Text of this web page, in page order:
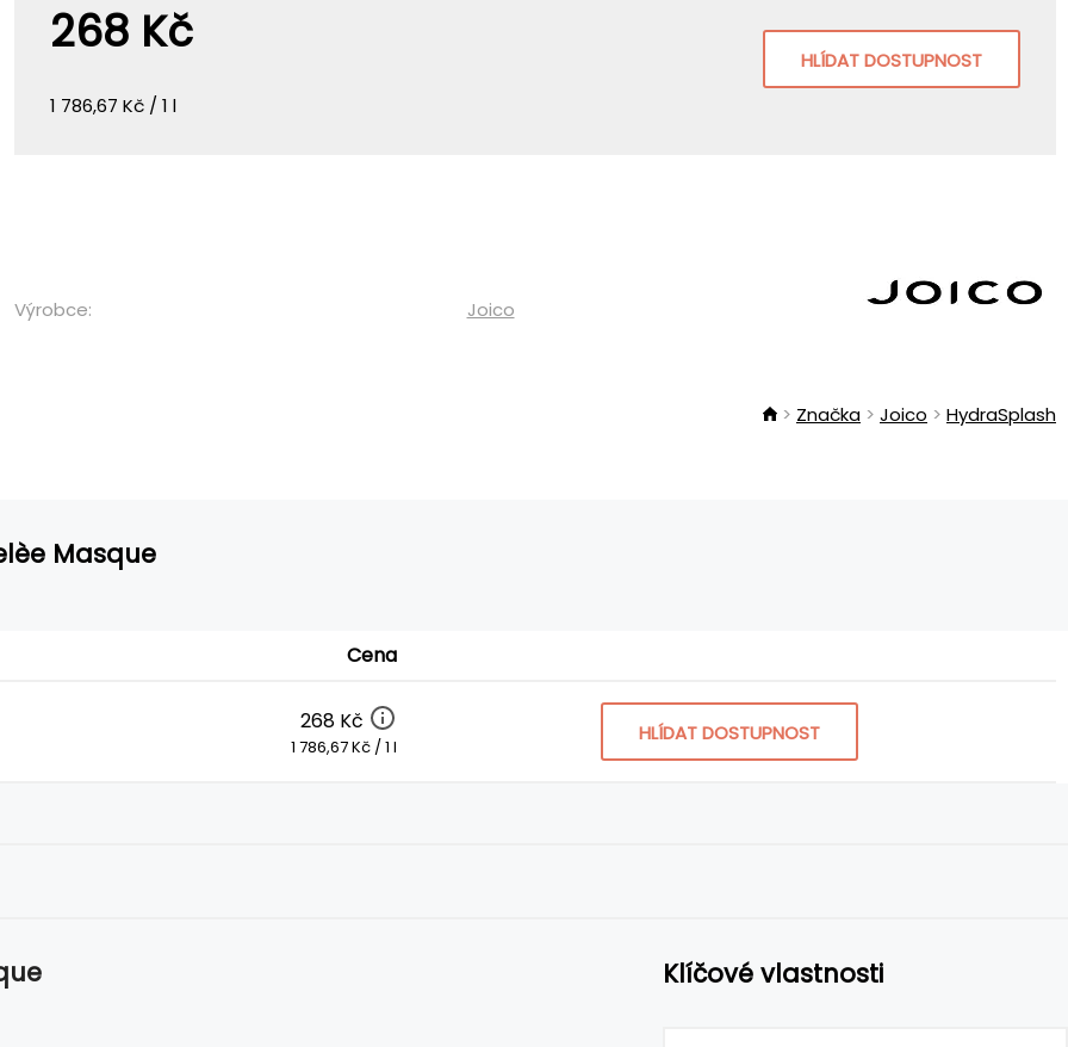
268 Kč
1 786,67 Kč / 1 l
HLÍDAT DOSTUPNOST
Výrobce: Joico
Značka Joico HydraSplash
Masque
Cena
268 Kč
1 786,67 Kč / 1 l
HLÍDAT DOSTUPNOST
Klíčové vlastnosti